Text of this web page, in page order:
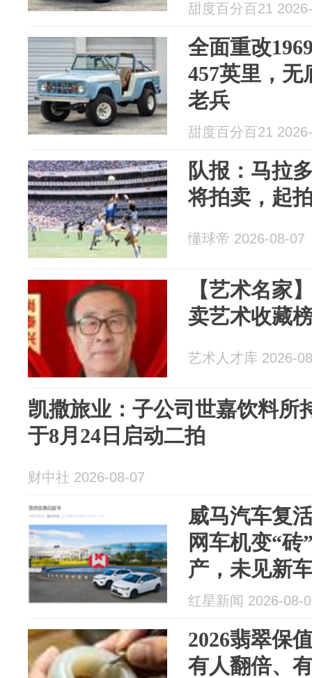
甜度百分百21
全面重改
457英里，无
老兵
甜度百分百21
队报：马拉
将拍卖，起
懂球帝 2026-08-07
【艺术名
卖艺术收藏
艺术人才库 2026-
凯撒旅业：子公司世嘉饮料所
于8月24日启动二拍
财中社 2026-08-07
威马汽车复
网车机变“
产，未见新
红星新闻 2026-08-
2026翡翠保
有人翻倍、